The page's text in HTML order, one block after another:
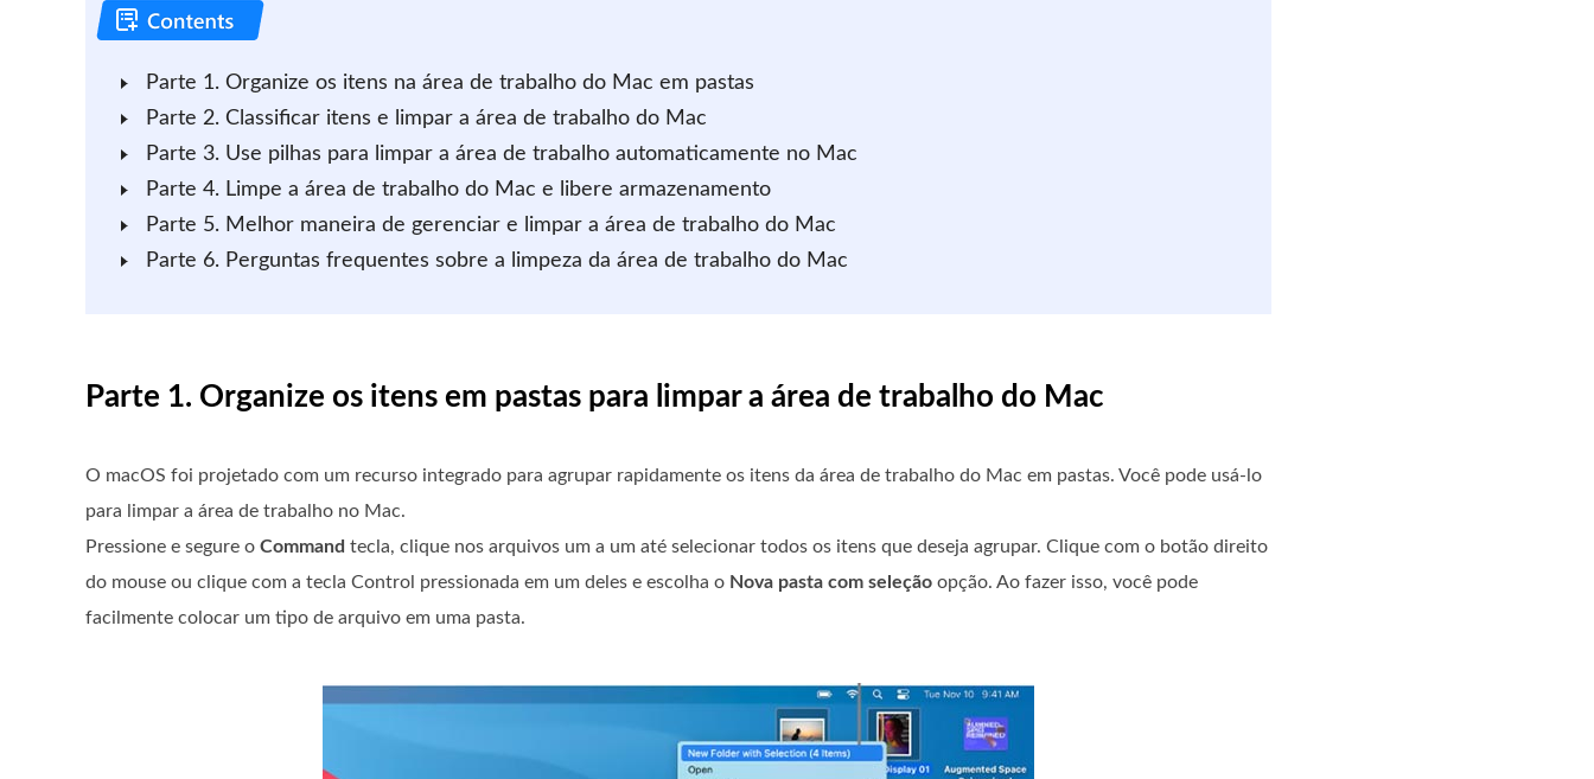
Parte 1. Organize os itens na área de trabalho do Mac em pastas
Parte 2. Classificar itens e limpar a área de trabalho do Mac
Parte 3. Use pilhas para limpar a área de trabalho automaticamente no Mac
Parte 4. Limpe a área de trabalho do Mac e libere armazenamento
Parte 5. Melhor maneira de gerenciar e limpar a área de trabalho do Mac
Parte 6. Perguntas frequentes sobre a limpeza da área de trabalho do Mac
Parte 1. Organize os itens em pastas para limpar a área de trabalho do Mac
O macOS foi projetado com um recurso integrado para agrupar rapidamente os itens da área de trabalho do Mac em pastas. Você pode usá-lo
para limpar a área de trabalho no Mac.
Pressione e segure o Command tecla, clique nos arquivos um a um até selecionar todos os itens que deseja agrupar. Clique com o botão direito
do mouse ou clique com a tecla Control pressionada em um deles e escolha o Nova pasta com seleção opção. Ao fazer isso, você pode
facilmente colocar um tipo de arquivo em uma pasta.